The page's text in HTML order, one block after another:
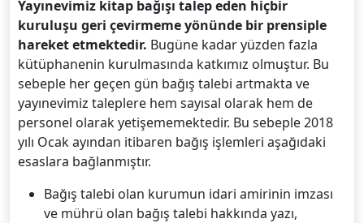
Yayınevimiz kitap bağışı talep eden hiçbir
kuruluşu geri çevirmeme yönünde bir prensiple
hareket etmektedir. Bugüne kadar yüzden fazla
kütüphanenin kurulmasında katkımız olmuştur. Bu
sebeple her geçen gün bağış talebi artmakta ve
yayınevimiz taleplere hem sayısal olarak hem de
personel olarak yetişememektedir. Bu sebeple 2018
yılı Ocak ayından itibaren bağış işlemleri aşağıdaki
esaslara bağlanmıştır.
Bağış talebi olan kurumun idari amirinin imzası
ve mührü olan bağış talebi hakkında yazı,